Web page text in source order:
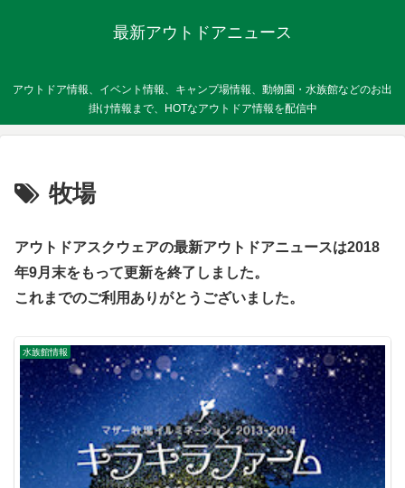
最新アウトドアニュース
アウトドア情報、イベント情報、キャンプ場情報、動物園・水族館などのお出
掛け情報まで、HOTなアウトドア情報を配信中
牧場
アウトドアスクウェアの最新アウトドアニュースは2018
年9月末をもって更新を終了しました。
これまでのご利用ありがとうございました。
水族館情報